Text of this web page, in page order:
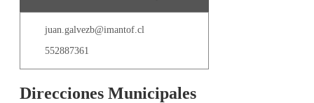
juan.galvezb@imantof.cl
552887361
Direcciones Municipales